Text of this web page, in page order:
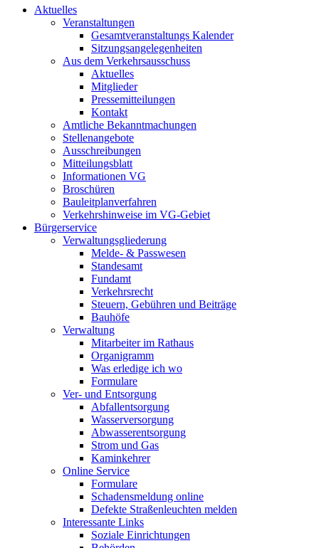
Aktuelles
Veranstaltungen
Gesamtveranstaltungs Kalender
Sitzungsangelegenheiten
Aus dem Verkehrsausschuss
Aktuelles
Mitglieder
Pressemitteilungen
Kontakt
Amtliche Bekanntmachungen
Stellenangebote
Ausschreibungen
Mitteilungsblatt
Informationen VG
Broschüren
Bauleitplanverfahren
Verkehrshinweise im VG-Gebiet
Bürgerservice
Verwaltungsgliederung
Melde- & Passwesen
Standesamt
Fundamt
Verkehrsrecht
Steuern, Gebühren und Beiträge
Bauhöfe
Verwaltung
Mitarbeiter im Rathaus
Organigramm
Was erledige ich wo
Formulare
Ver- und Entsorgung
Abfallentsorgung
Wasserversorgung
Abwasserentsorgung
Strom und Gas
Kaminkehrer
Online Service
Formulare
Schadensmeldung online
Defekte Straßenleuchten melden
Interessante Links
Soziale Einrichtungen